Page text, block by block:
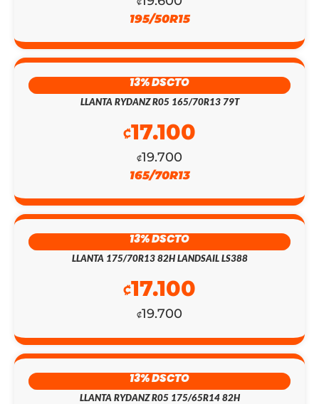
195/50R15
13% DSCTO
LLANTA RYDANZ R05 165/70R13 79T
₡19.700
₡17.100
165/70R13
13% DSCTO
LLANTA 175/70R13 82H LANDSAIL LS388
₡19.700
₡17.100
13% DSCTO
LLANTA RYDANZ R05 175/65R14 82H
EL
₡431.300.
EL
₡125.000.